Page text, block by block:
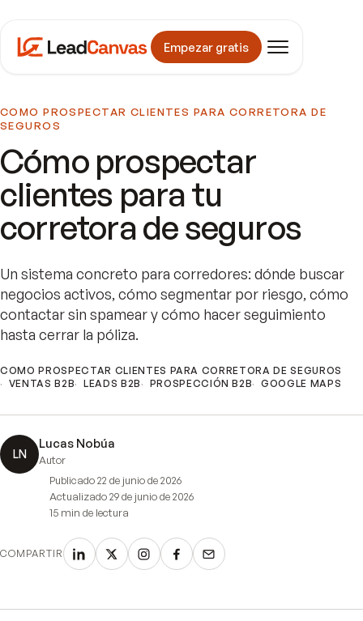
Empezar gratis
COMO PROSPECTAR CLIENTES PARA CORRETORA DE
SEGUROS
Cómo prospectar
clientes para tu
corretora de seguros
Un sistema concreto para corredores: dónde buscar
negocios activos, cómo segmentar por riesgo, cómo
contactar sin spamear y cómo hacer seguimiento
hasta cerrar la póliza.
COMO PROSPECTAR CLIENTES PARA CORRETORA DE SEGUROS
VENTAS B2B
LEADS B2B PROSPECCIÓN B2B GOOGLE MAPS
LN
Lucas Nobúa
Autor
Publicado22 de junio de 2026
Actualizado29 de junio de 2026
15 min de lectura
COMPARTIR